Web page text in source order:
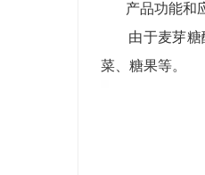
产品功能和
由于麦芽糖醇
菜、糖果等。